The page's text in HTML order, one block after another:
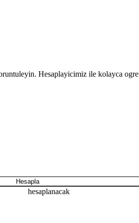
Hesaplayicimiz ile kolayca
Hesapla
hesaplanacak